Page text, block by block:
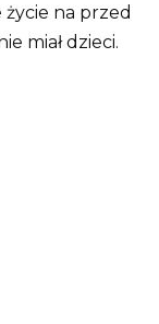
życie na przed
miał dzieci.